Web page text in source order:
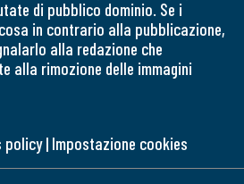
di pubblico dominio. Se i
in contrario alla pubblicazione,
alla redazione che
alla rimozione delle immagini
policy| Impostazione cookies